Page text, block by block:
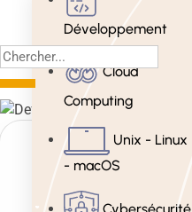
Développement
Cloud
Computing
Unix - Linux
- macOS